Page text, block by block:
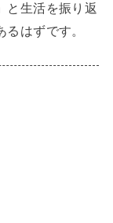
と生活を振り返
はずです。